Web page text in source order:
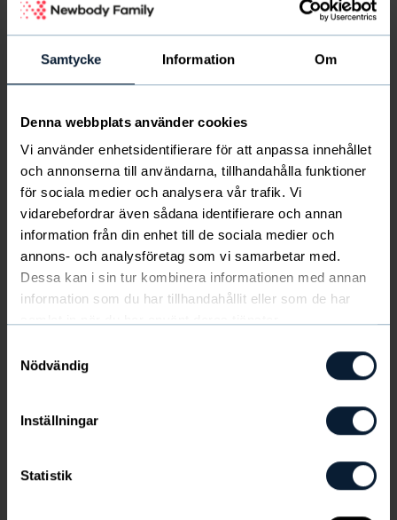
Samtycke Information Om
Denna webbplats använder cookies
Vi använder enhetsidentifierare för att anpassa innehållet
och annonserna till användarna, tillhandahålla funktioner
för sociala medier och analysera vår trafik. Vi
vidarebefordrar även sådana identifierare och annan
information från din enhet till de sociala medier och
annons- och analysföretag som vi samarbetar med.
Dessa kan i sin tur kombinera informationen med annan
information som du har tillhandahållit eller som de har
Nödvändig
Inställningar
Statistik
TillSolberga Cup s hemsida
Starta försäljning för att tjäna pengar till
laget
Kom igång här
Stockholm
Fotboll
7 år,8 år,9 år,10 år
1100kr - 1400kr
Solberga BK
solbergacup@solbergabk.se